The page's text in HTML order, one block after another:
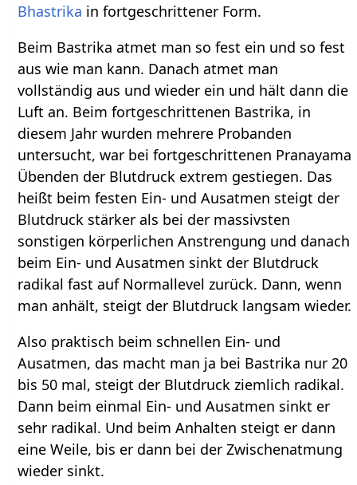
Bhastrika in fortgeschrittener Form.
Beim Bastrika atmet man so fest ein und so fest
aus wie man kann. Danach atmet man
vollständig aus und wieder ein und hält dann die
Luft an. Beim fortgeschrittenen Bastrika, in
diesem Jahr wurden mehrere Probanden
untersucht, war bei fortgeschrittenen Pranayama
Übenden der Blutdruck extrem gestiegen. Das
heißt beim festen Ein- und Ausatmen steigt der
Blutdruck stärker als bei der massivsten
sonstigen körperlichen Anstrengung und danach
beim Ein- und Ausatmen sinkt der Blutdruck
radikal fast auf Normallevel zurück. Dann, wenn
man anhält, steigt der Blutdruck langsam wieder.
Also praktisch beim schnellen Ein- und
Ausatmen, das macht man ja bei Bastrika nur 20
bis 50 mal, steigt der Blutdruck ziemlich radikal.
Dann beim einmal Ein- und Ausatmen sinkt er
sehr radikal. Und beim Anhalten steigt er dann
eine Weile, bis er dann bei der Zwischenatmung
wieder sinkt.